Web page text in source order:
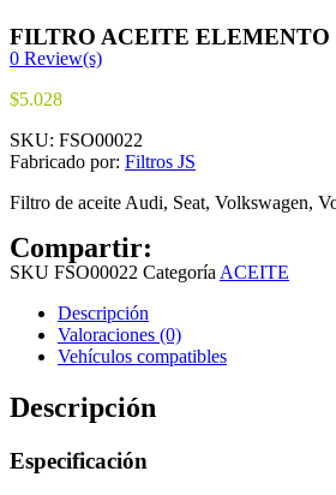
FILTRO ACEITE ELEMENTO
0 Review(s)
$5.028
SKU: FSO00022
Fabricado por: Filtros JS
Filtro de aceite Audi, Seat, Volkswagen,
Compartir:
SKU FSO00022 Categoría ACEITE
Descripción
Valoraciones (0)
Vehículos compatibles
Descripción
Especificación